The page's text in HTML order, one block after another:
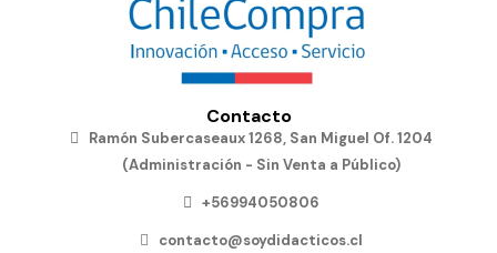
Contacto
Ramón Subercaseaux 1268, San Miguel Of. 1204
(Administración - Sin Venta a Público)
+56994050806
contacto@soydidacticos.cl